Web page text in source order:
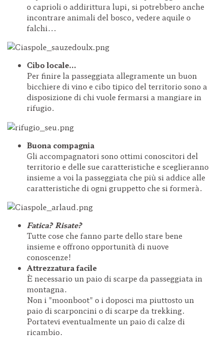
o caprioli o addirittura lupi, si potrebbero anche
incontrare animali del bosco, vedere aquile o
falchi...
Cibo locale...
Per finire la passeggiata allegramente un buon
bicchiere di vino e cibo tipico del territorio sono a
disposizione di chi vuole fermarsi a mangiare in
rifugio.
Buona compagnia
Gli accompagnatori sono ottimi conoscitori del
territorio e delle sue caratteristiche e sceglieranno
insieme a voi la passeggiata che più si addice alle
caratteristiche di ogni gruppetto che si formerà.
Fatica? Risate?
Tutte cose che fanno parte dello stare bene
insieme e offrono opportunità di nuove
conoscenze!
Attrezzatura facile
È necessario un paio di scarpe da passeggiata in
montagna.
Non i "moonboot" o i doposci ma piuttosto un
paio di scarponcini o di scarpe da trekking.
Portatevi eventualmente un paio di calze di
ricambio.